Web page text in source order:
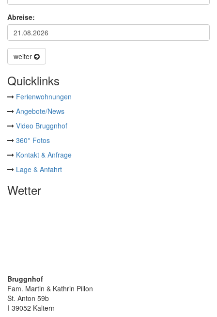
Abreise:
weiter
Quicklinks
Ferienwohnungen
Angebote/News
Video Bruggnhof
360° Fotos
Kontakt & Anfrage
Lage & Anfahrt
Wetter
Bruggnhof
Fam. Martin & Kathrin Pillon
St. Anton 59b
I-39052 Kaltern